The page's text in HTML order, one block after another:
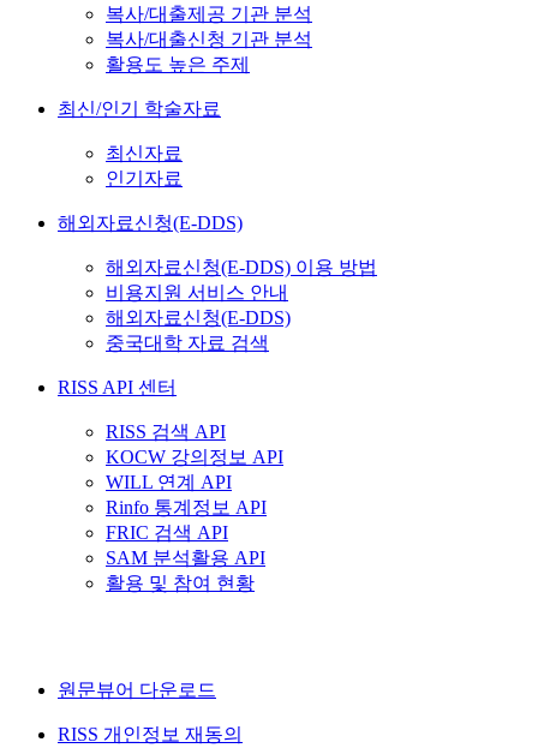
복사/대출제공 기관 분석
복사/대출신청 기관 분석
활용도 높은 주제
최신/인기 학술자료
최신자료
인기자료
해외자료신청(E-DDS)
해외자료신청(E-DDS) 이용 방법
비용지원 서비스 안내
해외자료신청(E-DDS)
중국대학 자료 검색
RISS API 센터
RISS 검색 API
KOCW 강의정보 API
WILL 연계 API
Rinfo 통계정보 API
FRIC 검색 API
SAM 분석활용 API
활용 및 참여 현황
원문뷰어 다운로드
RISS 개인정보 재동의